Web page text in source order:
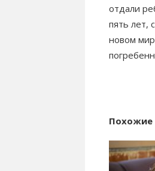
отдали
пять лет,
новом
Похожие